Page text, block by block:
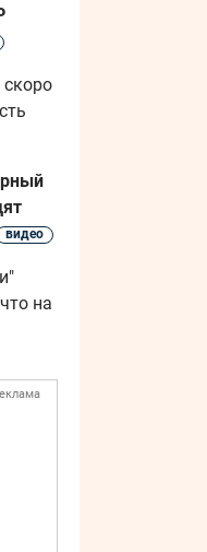
видео
на